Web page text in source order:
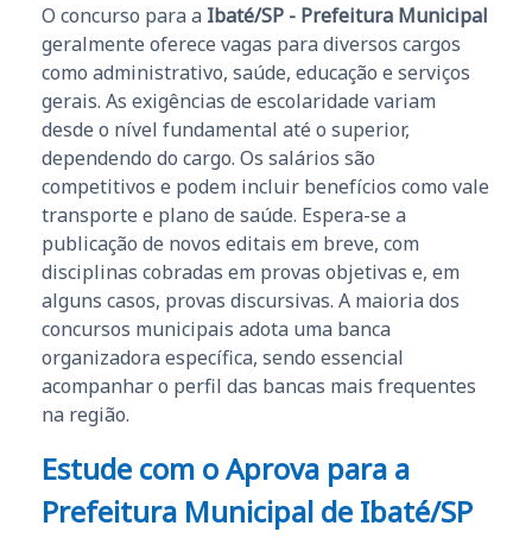
O concurso para a Ibaté/SP - Prefeitura Municipal
geralmente oferece vagas para diversos cargos
como administrativo, saúde, educação e serviços
gerais. As exigências de escolaridade variam
desde o nível fundamental até o superior,
dependendo do cargo. Os salários são
competitivos e podem incluir benefícios como vale
transporte e plano de saúde. Espera-se a
publicação de novos editais em breve, com
disciplinas cobradas em provas objetivas e, em
alguns casos, provas discursivas. A maioria dos
concursos municipais adota uma banca
organizadora específica, sendo essencial
acompanhar o perfil das bancas mais frequentes
na região.
Estude com o Aprova para a
Prefeitura Municipal de Ibaté/SP